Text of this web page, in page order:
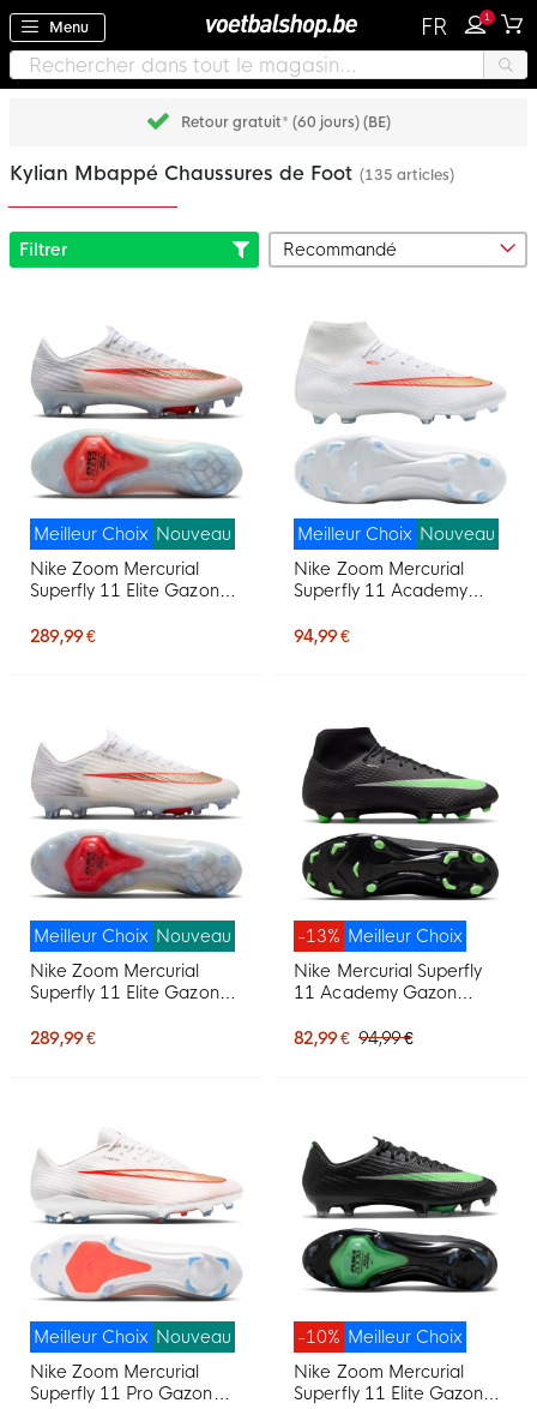
Menu FR 1
Retour gratuit* (60 jours) (BE)
Kylian Mbappé Chaussures de Foot (135 articles)
Filtrer
Meilleur Choix Nouveau
Nike Zoom Mercurial
Superfly 11 Elite Gazon
Foot (FG) Blanc Rouge Vif
289,99 €
Meilleur Choix Nouveau
Nike Zoom Mercurial
Superfly 11 Academy
Chaussures de Foot (MG)
94,99 €
Meilleur Choix Nouveau
Nike Zoom Mercurial
Superfly 11 Elite Gazon
Foot (AG) Blanc Rouge
289,99 €
Meilleur Choix
-13%
Nike Mercurial Superfly
11 Academy Gazon
Chaussures de Foot (MG)
82,99 € 94,99 €
Meilleur Choix Nouveau
Nike Zoom Mercurial
Superfly 11 Pro Gazon
Meilleur Choix
-10%
Nike Zoom Mercurial
Superfly 11 Elite Gazon